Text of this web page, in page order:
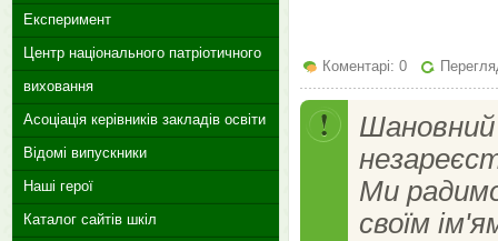
Коментарі: 0
Шановний
Ми
своїм
Експеримент
Центр національного патріотичного
виховання
Асоціація керівників закладів освіти
Відомі випускники
Наші герої
Каталог сайтів шкіл